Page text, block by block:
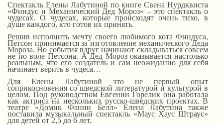
Спектакль Елены Лабутиной по книге Свена Нурдквиста
«Финдус и Механический Дед Мороз» – это спектакль о
чудесах. О чудесах, которые происходят очень тихо, в
душе каждого, кто готов их принять.
Решив исполнить мечту своего любимого кота Финдуса,
Петсон принимается за изготовление механического Деда
Мороза. Но события вдруг начинают складываться совсем
не по воле Петсона. А Дед Мороз оказывается настолько
реальным, что его создатель и сам неожиданно для себя
начинает верить в чудеса…
Для Елены Лабутиной это не первый опыт
соприкосновения со шведской литературой и культурой в
целом. Под руководством Евгении Горелик она работала
как актриса на нескольких русско-шведских проектах. В
театре «Домик Фанни Белл» Елена Лабутина также
поставила музыкальный спектакль «Маус Хаус Штраус»
для детей от 2,5 до 6 лет.